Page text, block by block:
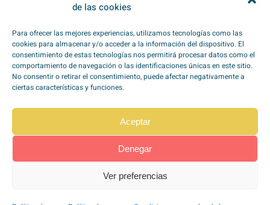
de las cookies
Para ofrecer las mejores experiencias, utilizamos tecnologías como las
cookies para almacenar y/o acceder a la información del dispositivo. El
consentimiento de estas tecnologías nos permitirá procesar datos como el
comportamiento de navegación o las identificaciones únicas en este sitio.
No consentir o retirar el consentimiento, puede afectar negativamente a
ciertas características y funciones.
Aceptar
Denegar
Ver preferencias
He leído y acepto lapolítica de
privacidad*
TipoZeroDiabetes enRedes Sociales